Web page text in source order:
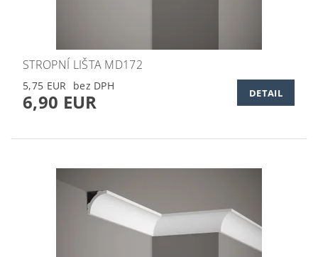
STROPNÍ LIŠTA MD172
5,75 EUR
6,90 EUR DETAIL